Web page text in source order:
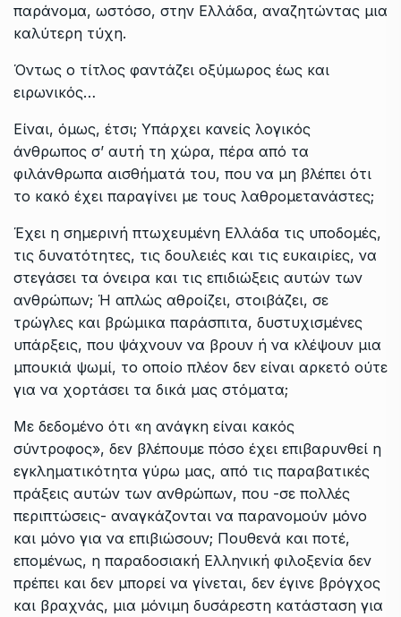
παράνομα, ωστόσο, στην Ελλάδα, αναζητώντας μια
καλύτερη τύχη.
Όντως ο τίτλος φαντάζει οξύμωρος έως και
ειρωνικός…
Είναι, όμως, έτσι; Υπάρχει κανείς λογικός
άνθρωπος σ’ αυτή τη χώρα, πέρα από τα
φιλάνθρωπα αισθήματά του, που να μη βλέπει ότι
το κακό έχει παραγίνει με τους λαθρομετανάστες;
Έχει η σημερινή πτωχευμένη Ελλάδα τις υποδομές,
τις δυνατότητες, τις δουλειές και τις ευκαιρίες, να
στεγάσει τα όνειρα και τις επιδιώξεις αυτών των
ανθρώπων; Ή απλώς αθροίζει, στοιβάζει, σε
τρώγλες και βρώμικα παράσπιτα, δυστυχισμένες
υπάρξεις, που ψάχνουν να βρουν ή να κλέψουν μια
μπουκιά ψωμί, το οποίο πλέον δεν είναι αρκετό ούτε
για να χορτάσει τα δικά μας στόματα;
Με δεδομένο ότι «η ανάγκη είναι κακός
σύντροφος», δεν βλέπουμε πόσο έχει επιβαρυνθεί η
εγκληματικότητα γύρω μας, από τις παραβατικές
πράξεις αυτών των ανθρώπων, που -σε πολλές
περιπτώσεις- αναγκάζονται να παρανομούν μόνο
και μόνο για να επιβιώσουν; Πουθενά και ποτέ,
επομένως, η παραδοσιακή Ελληνική φιλοξενία δεν
πρέπει και δεν μπορεί να γίνεται, δεν έγινε βρόγχος
και βραχνάς, μια μόνιμη δυσάρεστη κατάσταση για